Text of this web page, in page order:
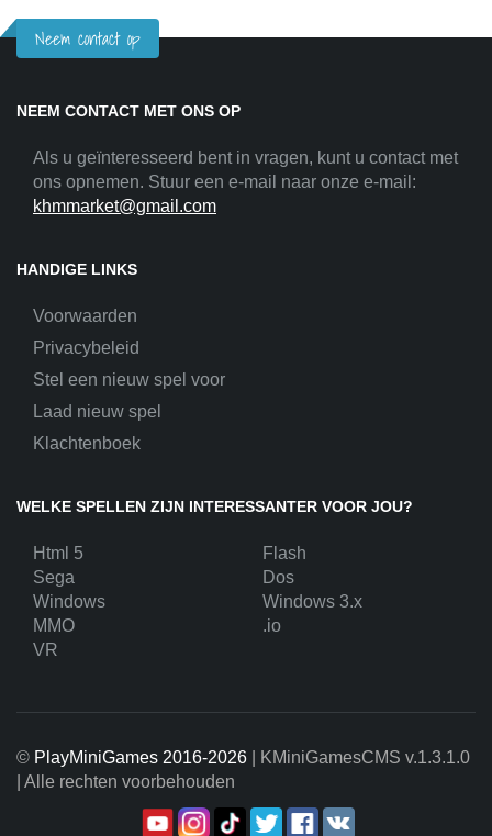
Neem contact op
NEEM CONTACT MET ONS OP
Als u geïnteresseerd bent in vragen, kunt u contact met
ons opnemen. Stuur een e-mail naar onze e-mail:
khmmarket@gmail.com
HANDIGE LINKS
Voorwaarden
Privacybeleid
Stel een nieuw spel voor
Laad nieuw spel
Klachtenboek
WELKE SPELLEN ZIJN INTERESSANTER VOOR JOU?
Html 5
Flash
Sega
Dos
Windows
Windows 3.x
MMO
.io
VR
© PlayMiniGames 2016-2026 | KMiniGamesCMS v.1.3.1.0
| Alle rechten voorbehouden